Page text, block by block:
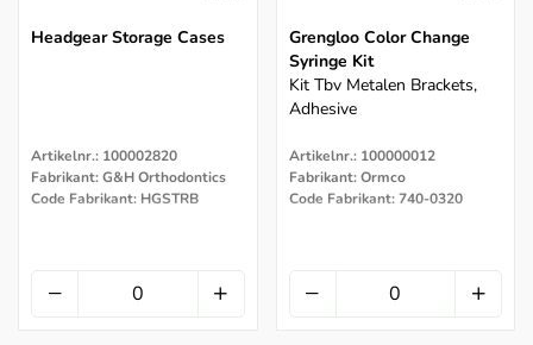
Headgear Storage Cases
Artikelnr.: 100002820
Fabrikant: G&H Orthodontics
Code Fabrikant: HGSTRB
Grengloo Color Change
Syringe Kit
Kit Tbv Metalen Brackets,
Adhesive
Artikelnr.: 100000012
Fabrikant: Ormco
Code Fabrikant: 740-0320